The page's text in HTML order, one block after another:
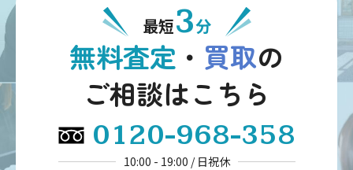
最短3分
無料査定 ・ 買取の
ご相談はこちら
0120-968-358
10:00 - 19:00 / 日祝休